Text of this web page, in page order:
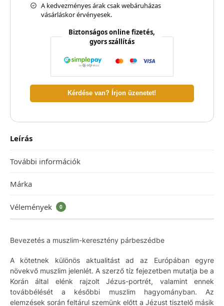
A kedvezményes árak csak webáruházas
vásárláskor érvényesek.
Biztonságos online fizetés,
gyors szállítás
Kérdése van? Írjon üzenetet!
Leírás
További információk
Márka
Vélemények 0
Bevezetés a muszlim-keresztény párbeszédbe
A kötetnek különös aktualitást ad az Európában egyre
növekvő muszlim jelenlét. A szerző tíz fejezetben mutatja be a
Korán által elénk rajzolt Jézus-portrét, valamint ennek
továbbélését a későbbi muszlim hagyományban. Az
elemzések során feltárul szemünk előtt a Jézust tisztelő másik